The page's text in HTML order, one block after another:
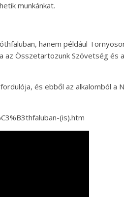
munkánkat.
hanem például
az Összetartozunk Szövetség
és ebből az alkalomból
(is).htm